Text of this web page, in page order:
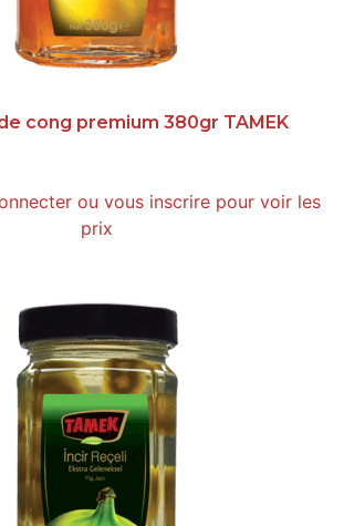
cong premium 380gr TAMEK
ou vous inscrire pour voir les
prix